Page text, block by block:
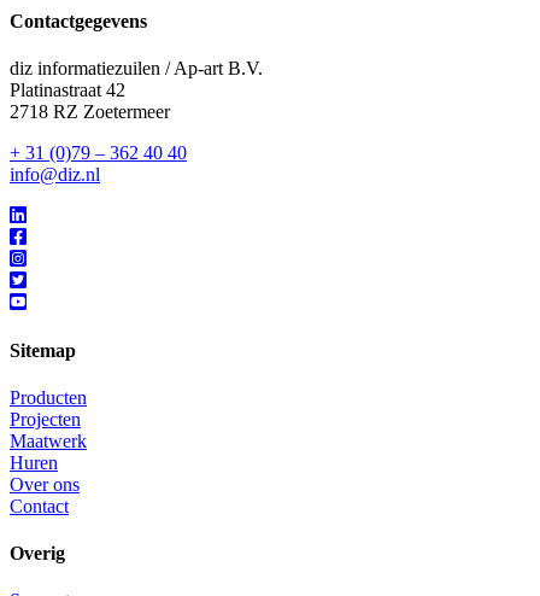
Contactgegevens
diz informatiezuilen / Ap-art B.V.
Platinastraat 42
2718 RZ Zoetermeer
+ 31 (0)79 – 362 40 40
info@diz.nl
Sitemap
Producten
Projecten
Maatwerk
Huren
Over ons
Contact
Overig